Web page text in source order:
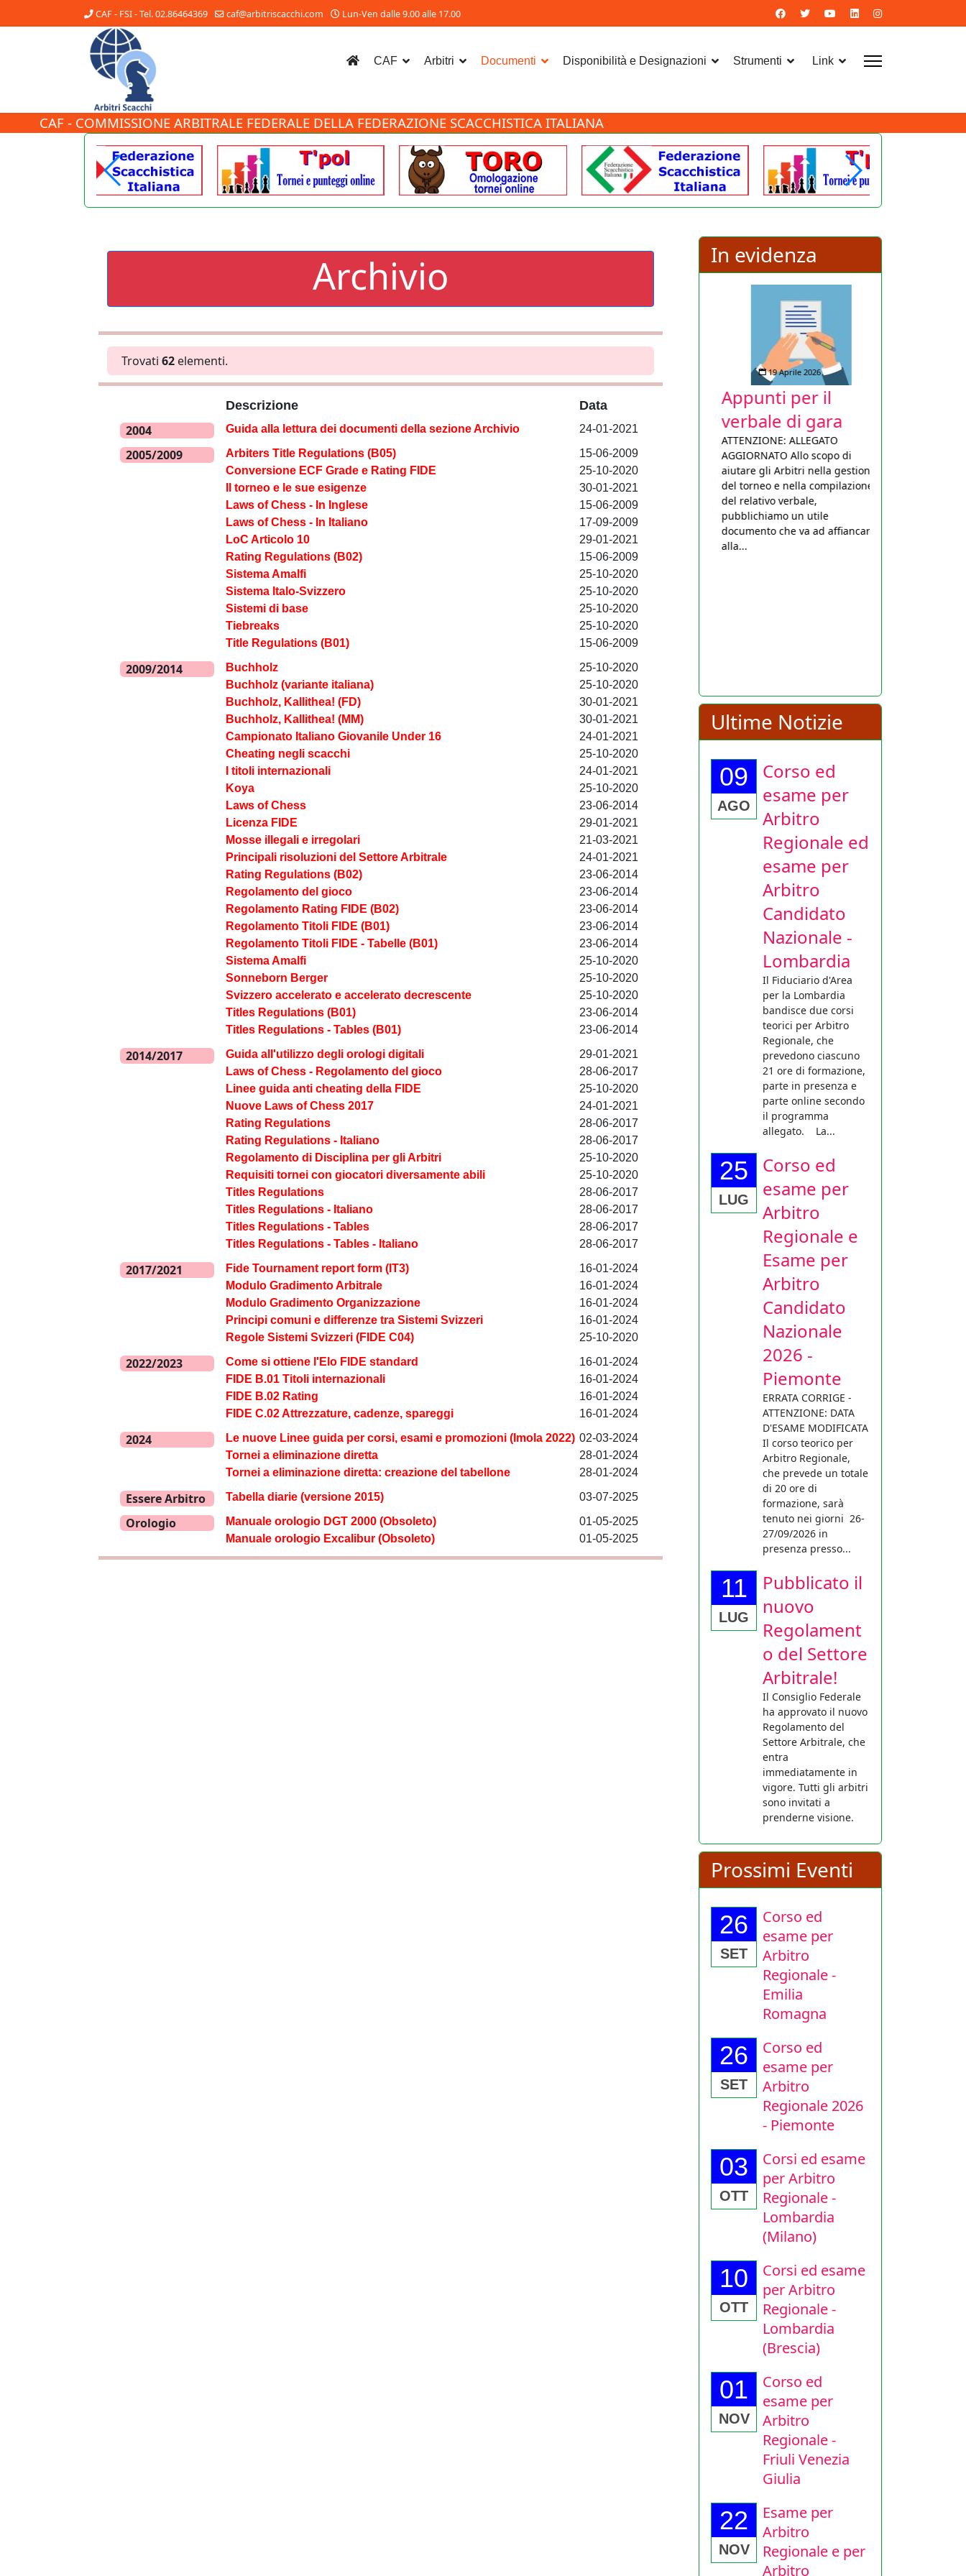
CAF - FSI - Tel. 02.86464369 caf@arbitriscacchi.com Lun-Ven dalle 9.00 alle 17.00
CAF Arbitri Documenti Disponibilità e Designazioni Strumenti Link
CAF - COMMISSIONE ARBITRALE FEDERALE DELLA FEDERAZIONE SCACCHISTICA ITALIANA
In evidenza
19 Aprile 2026
Appunti per il
verbale di gara
ATTENZIONE: ALLEGATO
AGGIORNATO Allo scopo di
aiutare gli Arbitri nella gestione
del torneo e nella compilazione
del relativo verbale,
pubblichiamo un utile
documento che va ad affiancarsi
alla...
Ultime Notizie
09
AGO
Corso ed
esame per
Arbitro
Regionale ed
esame per
Arbitro
Candidato
Nazionale -
Lombardia
Il Fiduciario d'Area
per la Lombardia
bandisce due corsi
teorici per Arbitro
Regionale, che
prevedono ciascuno
21 ore di formazione,
parte in presenza e
parte online secondo
il programma
allegato. La...
25
LUG
Corso ed
esame per
Arbitro
Regionale e
Esame per
Arbitro
Candidato
Nazionale
2026 -
Piemonte
ERRATA CORRIGE -
ATTENZIONE: DATA
D'ESAME MODIFICATA
Il corso teorico per
Arbitro Regionale,
che prevede un totale
di 20 ore di
formazione, sarà
tenuto nei giorni 26-
27/09/2026 in
presenza presso...
11
LUG
Pubblicato il
nuovo
Regolament
o del Settore
Arbitrale!
Il Consiglio Federale
ha approvato il nuovo
Regolamento del
Settore Arbitrale, che
entra
immediatamente in
vigore. Tutti gli arbitri
sono invitati a
prenderne visione.
Prossimi Eventi
26
SET
Corso ed
esame per
Arbitro
Regionale -
Emilia
Romagna
26
SET
Corso ed
esame per
Arbitro
Regionale 2026
- Piemonte
03
OTT
Corsi ed esame
per Arbitro
Regionale -
Lombardia
(Milano)
10
OTT
Corsi ed esame
per Arbitro
Regionale -
Lombardia
(Brescia)
01
NOV
Corso ed
esame per
Arbitro
Regionale -
Friuli Venezia
Giulia
22
NOV
Esame per
Arbitro
Regionale e per
Arbitro